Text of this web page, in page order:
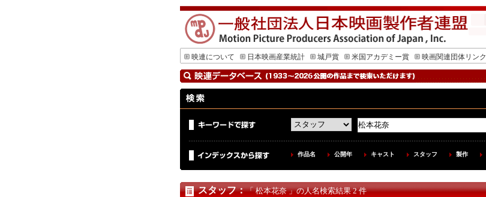
映連について
日本映画産業統計 城戸賞 米国アカデミー賞 映画関連団体リンク
作品名 公開年 キャスト スタッフ 製作
スタッフ：「 松本花奈 」の人名検索結果 2 件